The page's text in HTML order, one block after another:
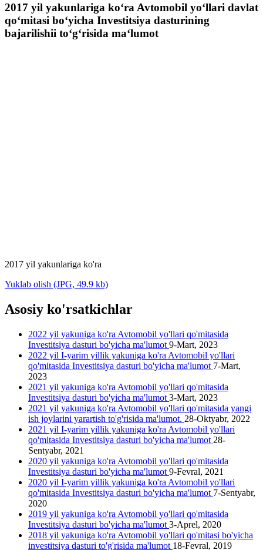
2017 yil yakunlariga ko‘ra Avtomobil yo‘llari davlat
qo‘mitasi bo‘yicha Investitsiya dasturining
bajarilishii to‘g‘risida ma‘lumot
2017 yil yakunlariga ko'ra
Yuklab olish (JPG, 49.9 kb)
Asosiy ko'rsatkichlar
2022 yil yakuniga ko'ra Avtomobil yo'llari qo'mitasida
Investitsiya dasturi bo'yicha ma'lumot 9-Mart, 2023
2022 yil I-yarim yillik yakuniga ko'ra Avtomobil yo'llari
qo'mitasida Investitsiya dasturi bo'yicha ma'lumot 7-Mart,
2023
2021 yil yakuniga ko'ra Avtomobil yo'llari qo'mitasida
Investitsiya dasturi bo'yicha ma'lumot 3-Mart, 2023
2021 yil yakuniga ko'ra Avtomobil yo'llari qo'mitasida yangi
ish joylarini yarartish to'g'risida ma'lumot. 28-Oktyabr, 2022
2021 yil I-yarim yillik yakuniga ko'ra Avtomobil yo'llari
qo'mitasida Investitsiya dasturi bo'yicha ma'lumot 28-
Sentyabr, 2021
2020 yil yakuniga ko'ra Avtomobil yo'llari qo'mitasida
Investitsiya dasturi bo'yicha ma'lumot 9-Fevral, 2021
2020 yil I-yarim yillik yakuniga ko'ra Avtomobil yo'llari
qo'mitasida Investitsiya dasturi bo'yicha ma'lumot 7-Sentyabr,
2020
2019 yil yakuniga ko'ra Avtomobil yo'llari qo'mitasida
Investitsiya dasturi bo'yicha ma'lumot 3-Aprel, 2020
2018 yil yakuniga ko'ra Avtomobil yo'llari qo'mitasi bo'yicha
investitsiya dasturi to'g'risida ma'lumot 18-Fevral, 2019